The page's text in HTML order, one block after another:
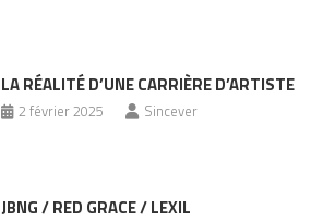
LA RÉALITÉ D’UNE CARRIÈRE D’ARTISTE
2 février 2025 Sincever
JBNG / RED GRACE / LEXIL